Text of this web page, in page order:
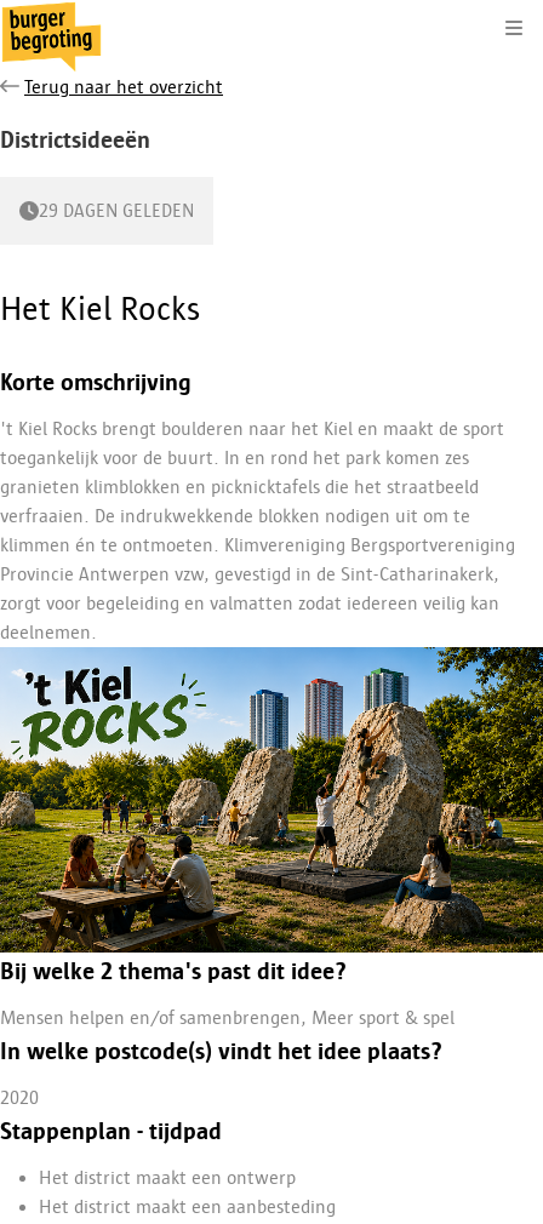
Terug naar het overzicht
Districtsideeën
29 DAGEN GELEDEN
Het Kiel Rocks
Korte omschrijving
't Kiel Rocks brengt boulderen naar het Kiel en maakt de sport
toegankelijk voor de buurt. In en rond het park komen zes
granieten klimblokken en picknicktafels die het straatbeeld
verfraaien. De indrukwekkende blokken nodigen uit om te
klimmen én te ontmoeten. Klimvereniging Bergsportvereniging
Provincie Antwerpen vzw, gevestigd in de Sint-Catharinakerk,
zorgt voor begeleiding en valmatten zodat iedereen veilig kan
deelnemen.
Bij welke 2 thema's past dit idee?
Mensen helpen en/of samenbrengen, Meer sport & spel
In welke postcode(s) vindt het idee plaats?
2020
Stappenplan - tijdpad
Het district maakt een ontwerp
Het district maakt een aanbesteding